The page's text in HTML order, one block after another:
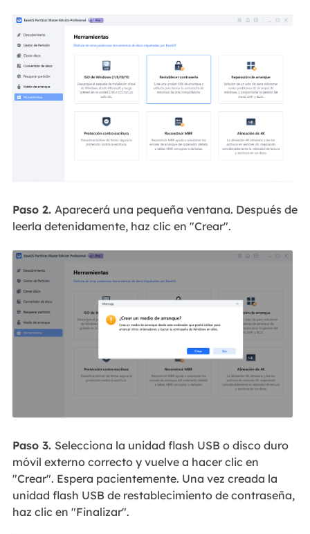
Paso 2. Aparecerá una pequeña ventana. Después de
leerla detenidamente, haz clic en "Crear".
Paso 3. Selecciona la unidad flash USB o disco duro
móvil externo correcto y vuelve a hacer clic en
"Crear". Espera pacientemente. Una vez creada la
unidad flash USB de restablecimiento de contraseña,
haz clic en "Finalizar".